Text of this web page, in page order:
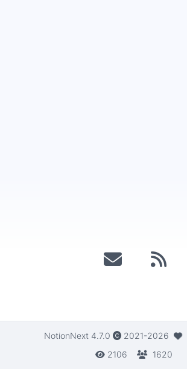
NotionNext 4.7.0 2021-2026
2106
1620